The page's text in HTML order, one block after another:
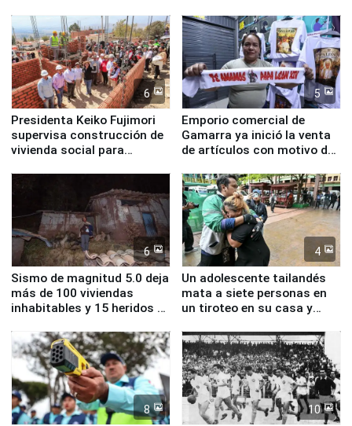
educación, salud y empleo
6
Presidenta Keiko Fujimori
supervisa construcción de
vivienda social para
5
Emporio comercial de
Gamarra ya inició la venta
de artículos con motivo de
6
Sismo de magnitud 5.0 deja
más de 100 viviendas
inhabitables y 15 heridos en
4
Un adolescente tailandés
mata a siete personas en
un tiroteo en su casa y
8 10